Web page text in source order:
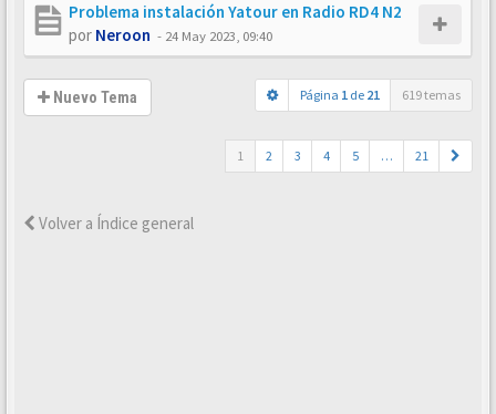
Problema instalación Yatour en Radio RD4 N2
por Neroon - 24 May 2023, 09:40
Nuevo Tema Página 1 de 21 619 temas
1 2 3 4 5 … 21
Volver a Índice general